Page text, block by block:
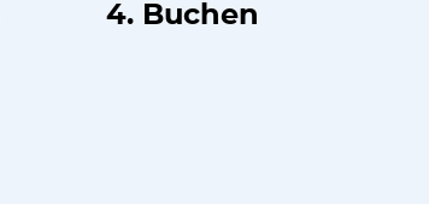
4. Buchen